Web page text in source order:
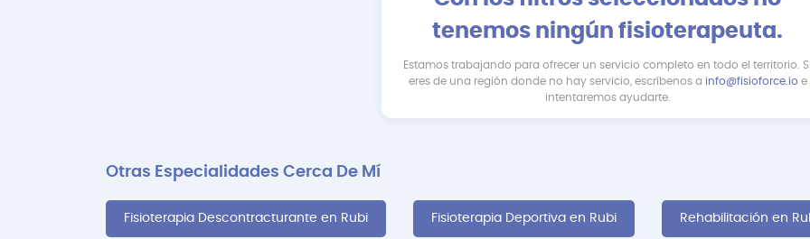
tenemos ningún fisioterapeuta.
Estamos trabajando para ofrecer un servicio completo en todo el territorio.
eres de una región donde no hay servicio, escríbenos a info@fisioforce.io e
intentaremos ayudarte.
Otras Especialidades Cerca De Mí
Fisioterapia Descontracturante en Rubi Fisioterapia Deportiva en Rubi Rehabilitación en